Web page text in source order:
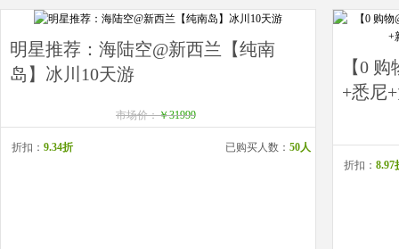
明星推荐：海陆空@新西兰【纯南
岛】冰川10天游
市场价：￥31999
折扣： 9.34折 已购买人数： 50人
【0
+悉尼
折扣： 8.97